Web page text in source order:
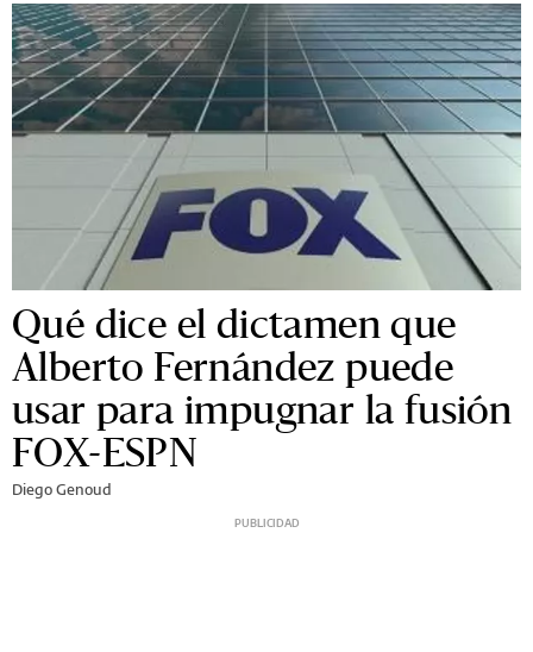
Qué dice el dictamen que
Alberto Fernández puede
usar para impugnar la fusión
FOX-ESPN
Diego Genoud